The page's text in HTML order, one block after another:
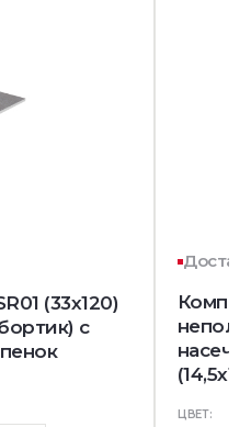
(33x120)
с
непол.
ЦВЕТ: